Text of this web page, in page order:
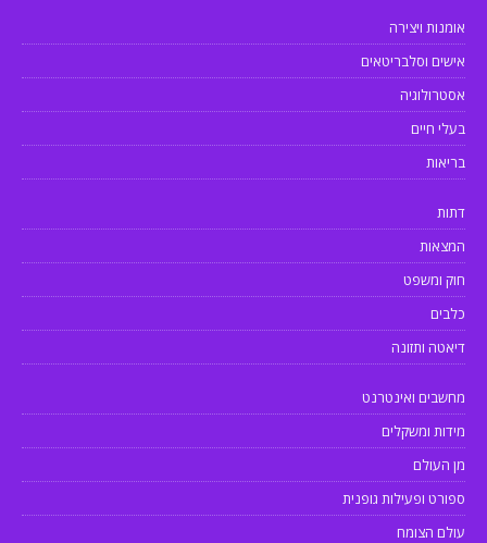
אומנות ויצירה
אישים וסלבריטאים
אסטרולוגיה
בעלי חיים
בריאות
דתות
המצאות
חוק ומשפט
כלבים
דיאטה ותזונה
מחשבים ואינטרנט
מידות ומשקלים
מן העולם
ספורט ופעילות גופנית
עולם הצומח